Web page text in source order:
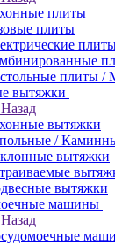
плиты
плиты
плиты /
вытяжки
Назад
вытяжки
/
вытяжки
вытяжки
машины
Назад